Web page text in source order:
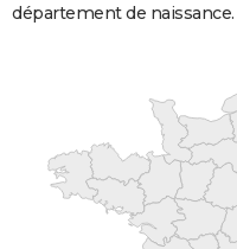
département de naissance.